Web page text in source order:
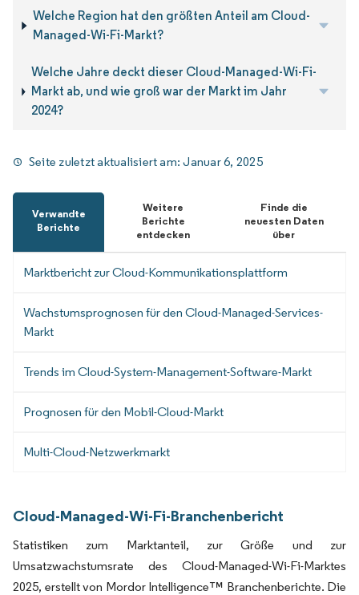
Welche Region hat den größten Anteil am Cloud-
Managed-Wi-Fi-Markt?
Welche Jahre deckt dieser Cloud-Managed-Wi-Fi-
Markt ab, und wie groß war der Markt im Jahr
2024?
Seite zuletzt aktualisiert am:Januar 6, 2025
Verwandte
Berichte
Weitere
Berichte
entdecken
Finde die
neuesten Daten
über
Marktbericht zur Cloud-Kommunikationsplattform
Wachstumsprognosen für den Cloud-Managed-Services-
Markt
Trends im Cloud-System-Management-Software-Markt
Prognosen für den Mobil-Cloud-Markt
Multi-Cloud-Netzwerkmarkt
Cloud-Managed-Wi-Fi-Branchenbericht
Statistiken zum Marktanteil, zur Größe und zur
Umsatzwachstumsrate des Cloud-Managed-Wi-Fi-Marktes
2025, erstellt von Mordor Intelligence™ Branchenberichte. Die